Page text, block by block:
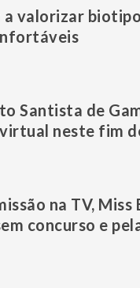
a valorizar
Santista de
neste fim
na TV, Miss
concurso e